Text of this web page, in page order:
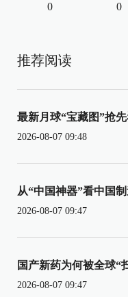
0 0
推荐阅读
最新月球“宝藏图”抢
2026-08-07 09:48
从“中国神器”看中国
2026-08-07 09:47
国产新药为何被全球“
2026-08-07 09:47